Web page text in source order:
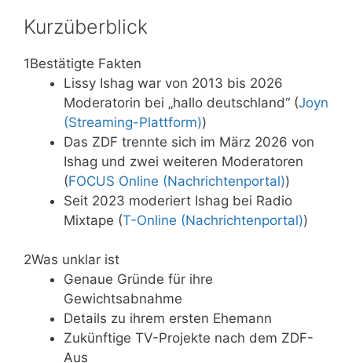
Kurzüberblick
1Bestätigte Fakten
Lissy Ishag war von 2013 bis 2026
Moderatorin bei „hallo deutschland“ (Joyn
(Streaming-Plattform))
Das ZDF trennte sich im März 2026 von
Ishag und zwei weiteren Moderatoren
(FOCUS Online (Nachrichtenportal))
Seit 2023 moderiert Ishag bei Radio
Mixtape (T-Online (Nachrichtenportal))
2Was unklar ist
Genaue Gründe für ihre
Gewichtsabnahme
Details zu ihrem ersten Ehemann
Zukünftige TV-Projekte nach dem ZDF-
Aus